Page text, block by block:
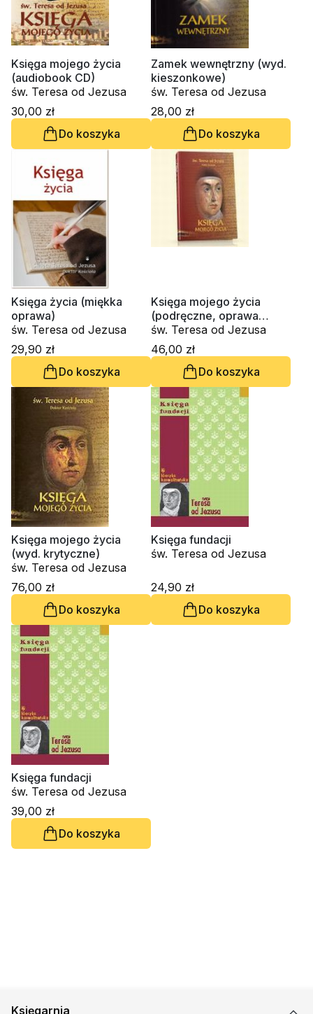
Księga mojego życia
(audiobook CD)
św. Teresa od Jezusa
30,00 zł
Do koszyka
Zamek wewnętrzny (wyd.
kieszonkowe)
św. Teresa od Jezusa
28,00 zł
Do koszyka
Księga życia (miękka
oprawa)
św. Teresa od Jezusa
29,90 zł
Do koszyka
Księga mojego życia
(podręczne, oprawa
twarda)
św. Teresa od Jezusa
46,00 zł
Do koszyka
Księga mojego życia
(wyd. krytyczne)
św. Teresa od Jezusa
76,00 zł
Do koszyka
Księga fundacji
św. Teresa od Jezusa
24,90 zł
Do koszyka
Księga fundacji
św. Teresa od Jezusa
39,00 zł
Do koszyka
Księgarnia